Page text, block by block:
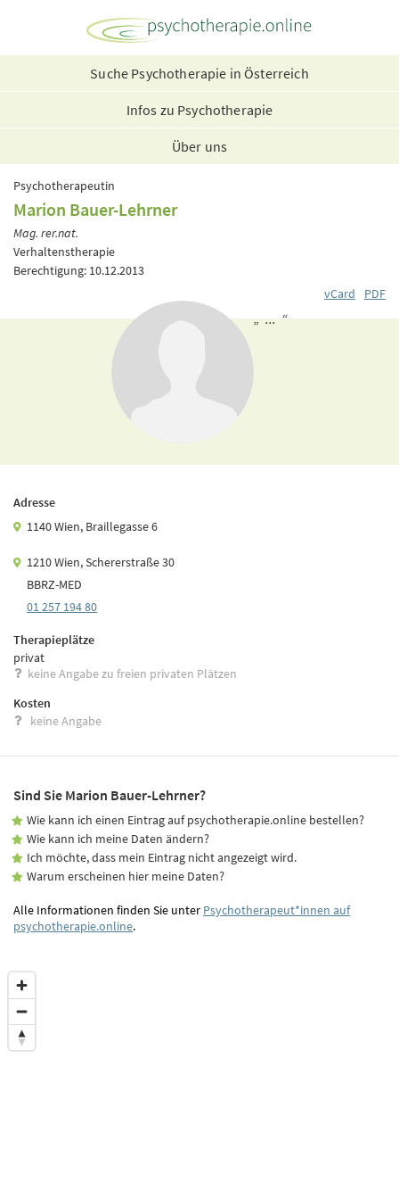
Suche Psychotherapie in Österreich
Infos zu Psychotherapie
Über uns
Psychotherapeutin
Marion Bauer-Lehrner
Mag. rer.nat.
Verhaltenstherapie
Berechtigung: 10.12.2013
vCard
PDF
„ ... “
Adresse
1140 Wien, Braillegasse 6
1210 Wien, Schererstraße 30
BBRZ-MED
01 257 194 80
Therapieplätze
privat
keine Angabe zu freien privaten Plätzen
Kosten
keine Angabe
Sind Sie Marion Bauer-Lehrner?
Wie kann ich einen Eintrag auf psychotherapie.online bestellen?
Wie kann ich meine Daten ändern?
Ich möchte, dass mein Eintrag nicht angezeigt wird.
Warum erscheinen hier meine Daten?
Alle Informationen finden Sie unter Psychotherapeut*innen auf
psychotherapie.online.